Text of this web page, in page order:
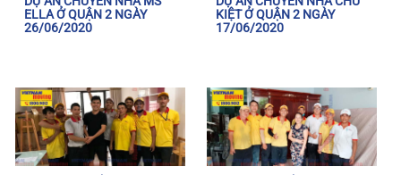
ELLA Ở QUẬN 2 NGÀY
26/06/2020
KIỆT Ở QUẬN 2 NGÀY
17/06/2020